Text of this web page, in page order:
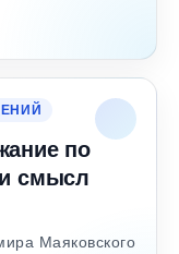
по
смысл
Маяковского